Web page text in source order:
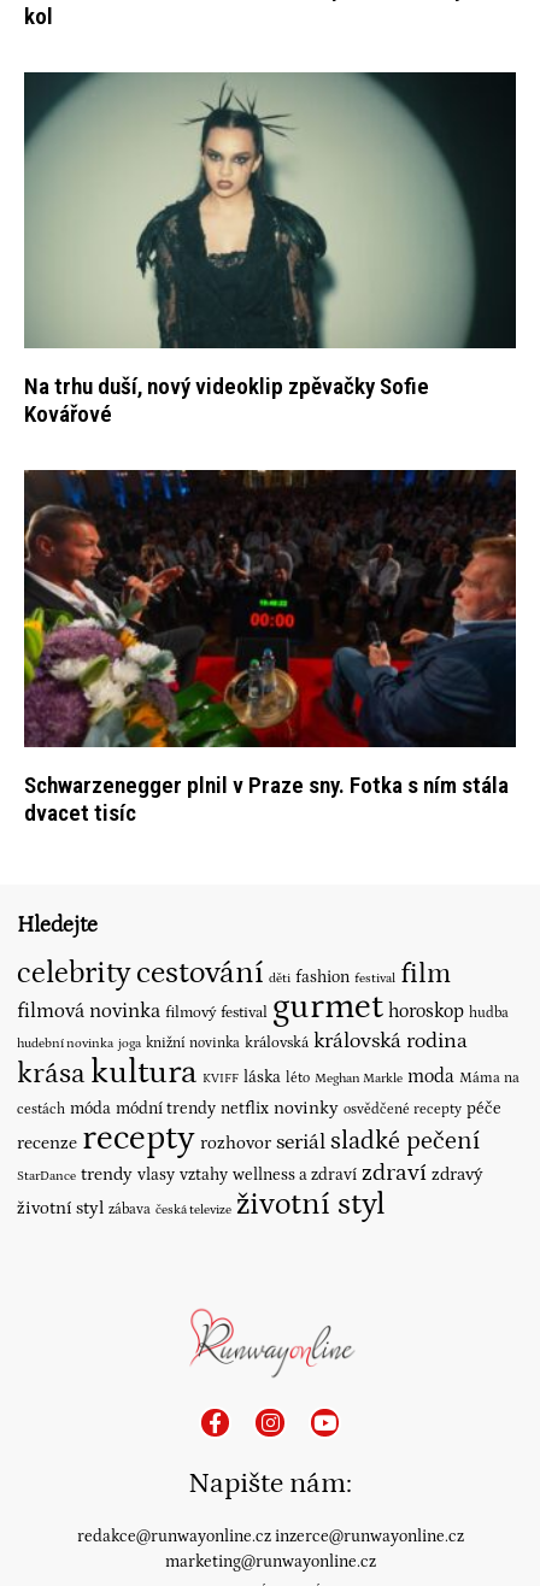
kol
Na trhu duší, nový videoklip zpěvačky Sofie
Kovářové
Schwarzenegger plnil v Praze sny. Fotka s ním stála
dvacet tisíc
Hledejte
celebritycestování děti fashion festival film
filmová novinka filmový festival gurmet horoskop hudba
hudební novinka joga knižní novinka královská královská rodina
krása kultura KVIFF láska léto Meghan Markle moda Máma na
cestách móda módní trendy netflix novinky osvědčené recepty péče
recenze recepty rozhovor seriál sladké pečení
StarDance trendy vlasy vztahy wellness a zdraví zdraví zdravý
životní styl zábava česká televize životní styl
Napište nám:
redakce@runwayonline.cz inzerce@runwayonline.cz
marketing@runwayonline.cz